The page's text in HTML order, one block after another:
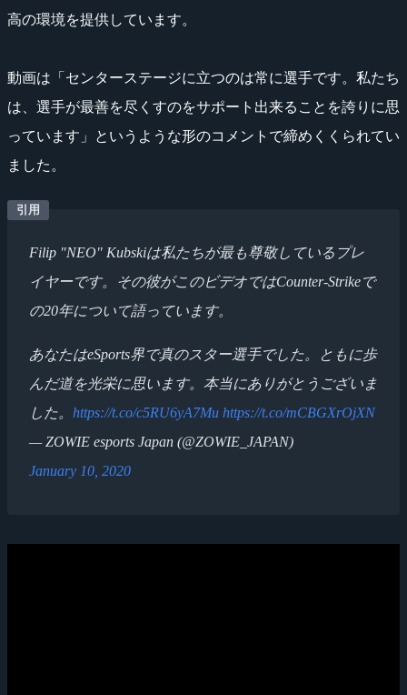
高の環境を提供しています。
動画は「センターステージに立つのは常に選手です。私たち
は、選手が最善を尽くすのをサポート出来ることを誇りに思
っています」というような形のコメントで締めくくられてい
ました。
Filip "NEO" Kubskiは私たちが最も尊敬しているプレ
イヤーです。その彼がこのビデオではCounter-Strikeで
の20年について語っています。
あなたはeSports界で真のスター選手でした。ともに歩
んだ道を光栄に思います。本当にありがとうございま
した。 https://t.co/c5RU6yA7Mu https://t.co/mCBGXrOjXN
— ZOWIE esports Japan (@ZOWIE_JAPAN)
January 10, 2020